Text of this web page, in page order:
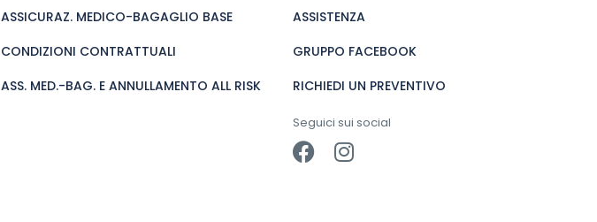
ASSICURAZ. MEDICO-BAGAGLIO BASE
CONDIZIONI CONTRATTUALI
ASS. MED.-BAG. E ANNULLAMENTO ALL RISK
ASSISTENZA
GRUPPO FACEBOOK
RICHIEDI UN PREVENTIVO
Seguici sui social